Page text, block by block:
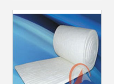
料 soft systems方
向